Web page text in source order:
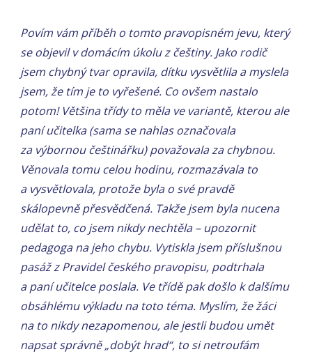
Povím vám příběh o tomto pravopisném jevu, který
se objevil v domácím úkolu z češtiny. Jako rodič
jsem chybný tvar opravila, dítku vysvětlila a myslela
jsem, že tím je to vyřešené. Co ovšem nastalo
potom! Většina třídy to měla ve variantě, kterou ale
paní učitelka (sama se nahlas označovala
za výbornou češtinářku) považovala za chybnou.
Věnovala tomu celou hodinu, rozmazávala to
a vysvětlovala, protože byla o své pravdě
skálopevně přesvědčená. Takže jsem byla nucena
udělat to, co jsem nikdy nechtěla – upozornit
pedagoga na jeho chybu. Vytiskla jsem příslušnou
pasáž z Pravidel českého pravopisu, podtrhala
a paní učitelce poslala. Ve třídě pak došlo k dalšímu
obsáhlému výkladu na toto téma. Myslím, že žáci
na to nikdy nezapomenou, ale jestli budou umět
napsat správně „dobýt hrad“, to si netroufám